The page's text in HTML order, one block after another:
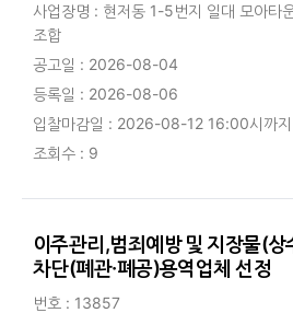
사업장명 : 현저동 1-5번지 일대 모아타
조합
공고일 : 2026-08-04
등록일 : 2026-08-06
입찰마감일 : 2026-08-12 16:00시까지
조회수 : 9
이주관리,범죄예방 및 지장물(
차단(폐관·폐공)용역업체 선정
번호 : 13857